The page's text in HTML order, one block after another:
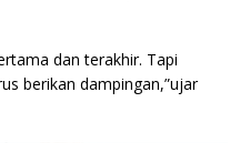
dan terakhir. Tapi
berikan dampingan,”ujar